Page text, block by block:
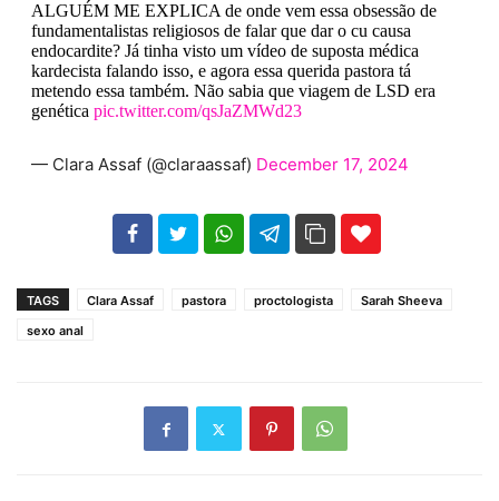
ALGUÉM ME EXPLICA de onde vem essa obsessão de
fundamentalistas religiosos de falar que dar o cu causa
endocardite? Já tinha visto um vídeo de suposta médica
kardecista falando isso, e agora essa querida pastora tá
metendo essa também. Não sabia que viagem de LSD era
genética pic.twitter.com/qsJaZMWd23
— Clara Assaf (@claraassaf) December 17, 2024
102 35
TAGS Clara Assaf pastora proctologista
Sarah Sheeva
sexo anal